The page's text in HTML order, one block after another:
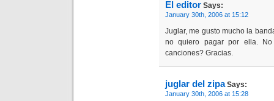
El editor Says:
January 30th, 2006 at 15:12
Juglar, me gusto mucho la
no quiero pagar por ella.
canciones? Gracias.
juglar del zipaSays:
January 30th, 2006 at 15:28